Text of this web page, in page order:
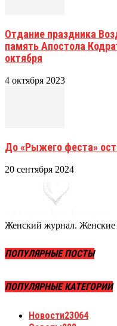
Отдание праздника
память Апостола
октября
4 октября 2023
До «Рыжего феста»
20 сентября 2024
Женский журнал. Женские
ПОПУЛЯРНЫЕ ПОСТЫ
ПОПУЛЯРНЫЕ КАТЕГОРИИ
Новости23064